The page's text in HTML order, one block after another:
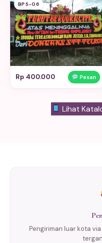
BPS-06
Rp 400.000 Pesan
Lihat
Pengiriman luar kota